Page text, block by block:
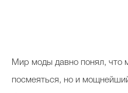
Мир моды давно понял, что
посмеяться, но и